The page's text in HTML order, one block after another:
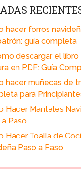
hacer forros
guía completa
descargar el libro
en PDF: Guía
hacer muñecas de
para
Hacer Manteles
a Paso
Hacer Toalla de
Paso a Paso